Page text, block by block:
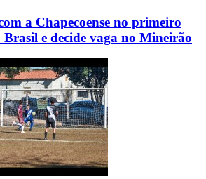
a Chapecoense no primeiro
e decide vaga no Mineirão